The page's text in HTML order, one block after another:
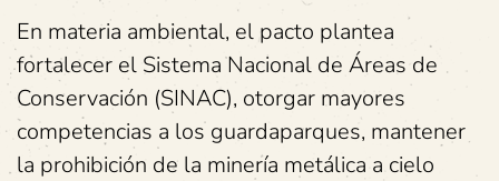
En materia ambiental, el pacto plantea
fortalecer el Sistema Nacional de Áreas de
Conservación (SINAC), otorgar mayores
competencias a los guardaparques, mantener
la prohibición de la minería metálica a cielo